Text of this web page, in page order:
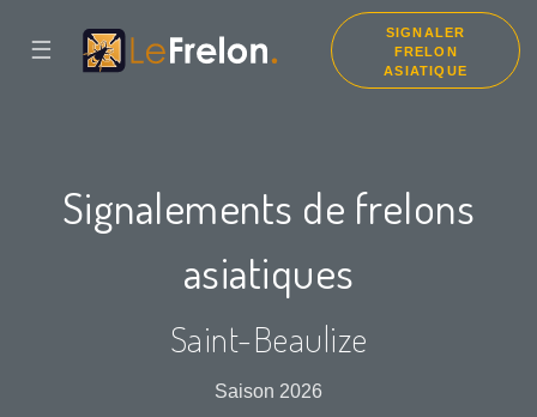
☰
SIGNALER
FRELON
ASIATIQUE
Signalements de frelons
asiatiques
Saint-Beaulize
Saison 2026